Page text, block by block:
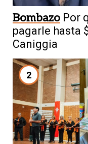
Bombazo Por
pagarle hasta
Caniggia
2